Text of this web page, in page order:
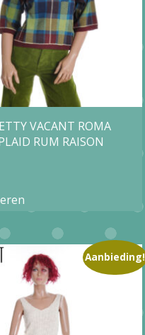
VACANT ROMA
RUM RAISON
product
heeft
meerdere
variaties.
Deze
optie
Aanbieding!